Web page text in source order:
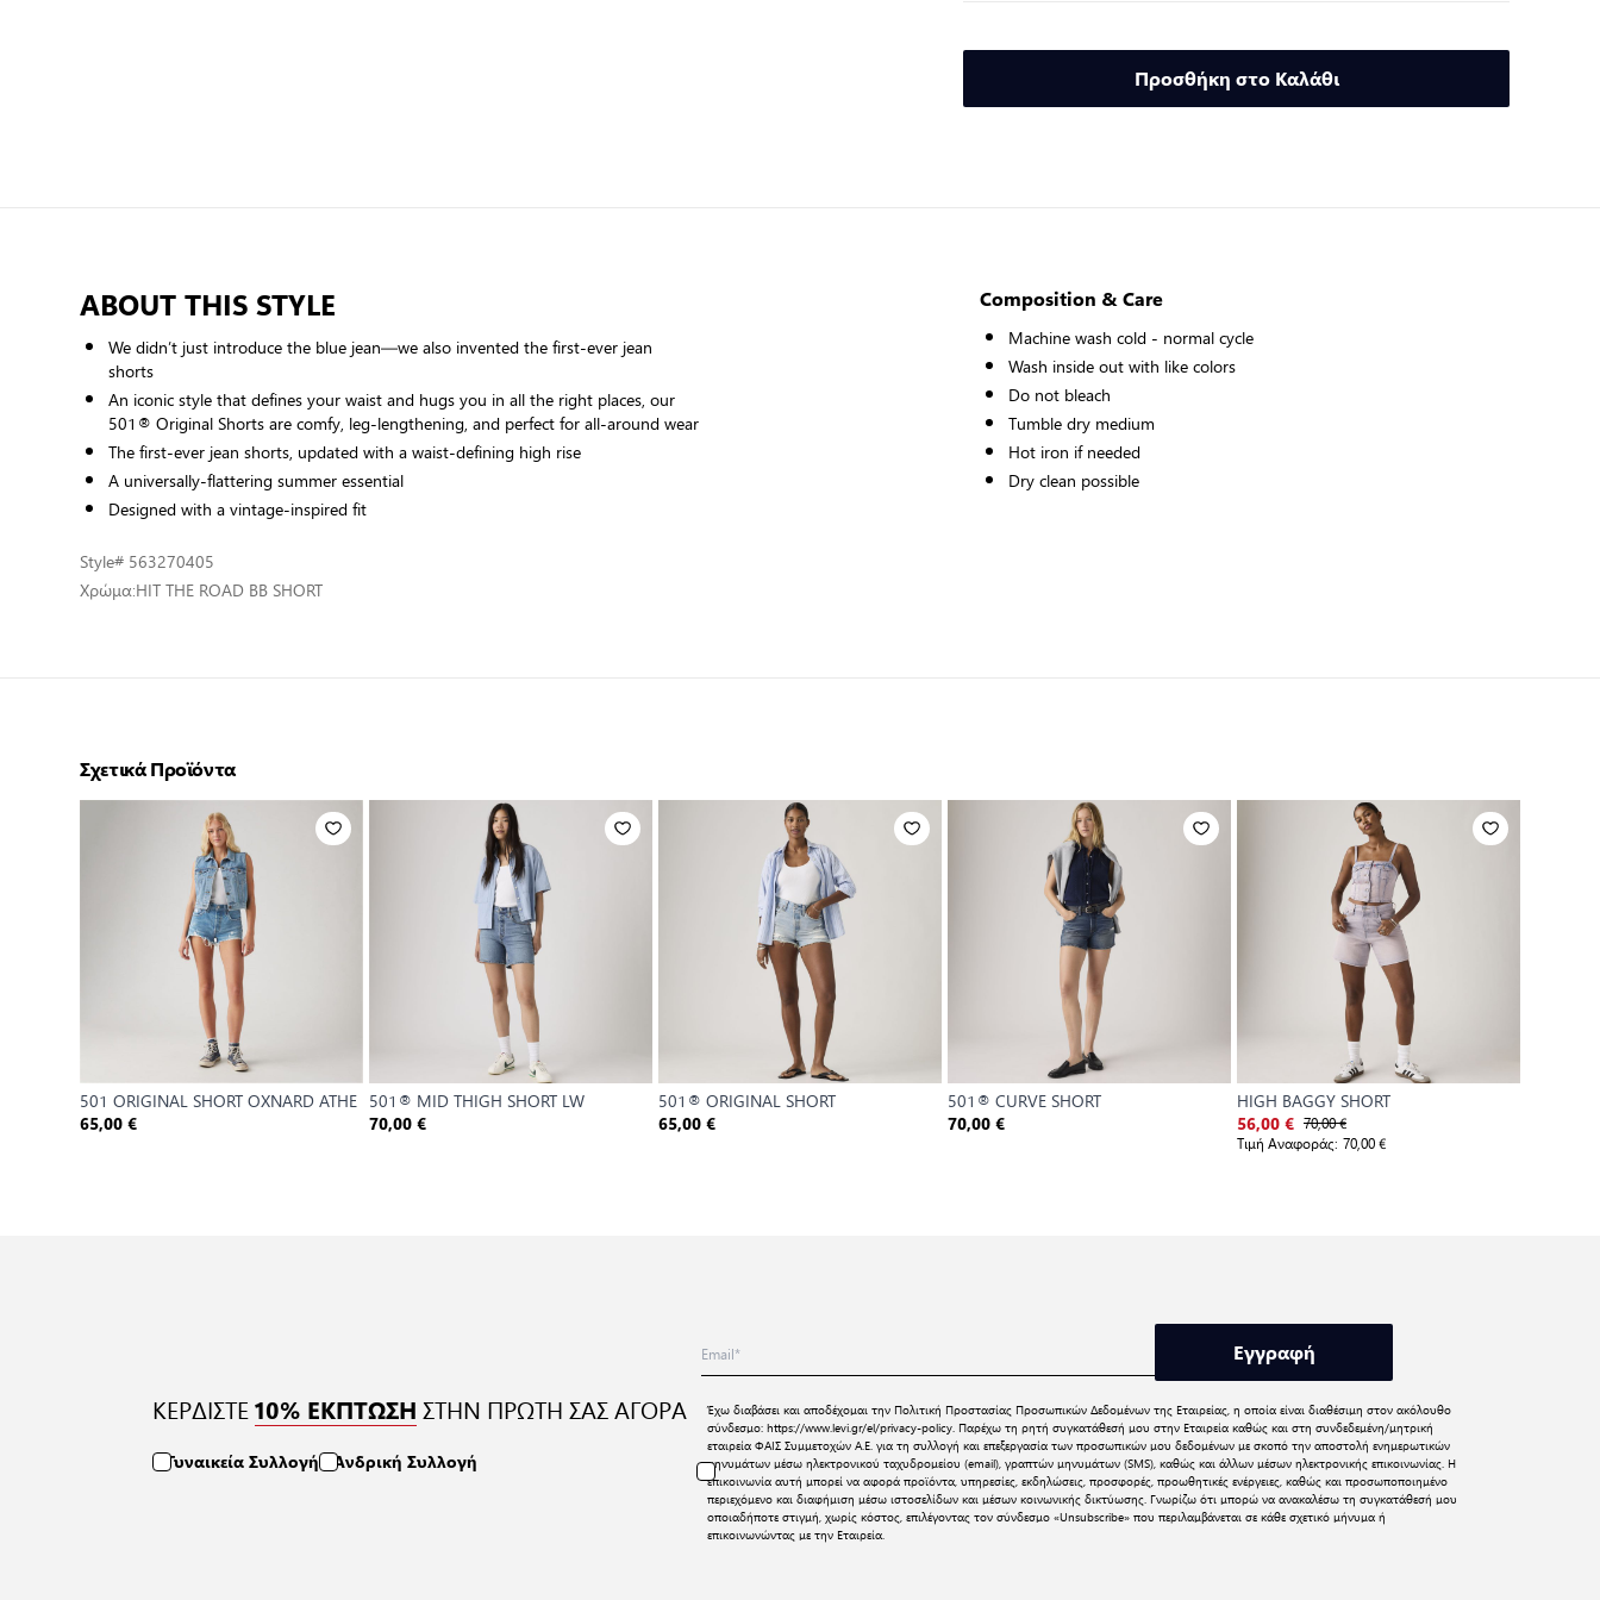
Προσθήκη στο Καλάθι
ABOUT THIS STYLE
We didn’t just introduce the blue jean—we also invented the first-ever jean
shorts
An iconic style that defines your waist and hugs you in all the right places, our
501® Original Shorts are comfy, leg-lengthening, and perfect for all-around wear
The first-ever jean shorts, updated with a waist-defining high rise
A universally-flattering summer essential
Designed with a vintage-inspired fit
Style# 563270405
Χρώμα:HIT THE ROAD BB SHORT
Composition & Care
Machine wash cold - normal cycle
Wash inside out with like colors
Do not bleach
Tumble dry medium
Hot iron if needed
Dry clean possible
Σχετικά Προϊόντα
501 ORIGINAL SHORT OXNARD ATHE
65,00 €
501® MID THIGH SHORT LW
70,00 €
501® ORIGINAL SHORT
65,00 €
501® CURVE SHORT
70,00 €
HIGH BAGGY SHORT
56,00 € 70,00 €
Τιμή Αναφοράς: 70,00 €
ΚΕΡΔΙΣΤΕ 10% ΕΚΠΤΩΣΗ ΣΤΗΝ ΠΡΩΤΗ ΣΑΣ ΑΓΟΡΑ
Γυναικεία Συλλογή Ανδρική Συλλογή
Εγγραφή
Έχω διαβάσει και αποδέχομαι την Πολιτική Προστασίας Προσωπικών Δεδομένωντης Εταιρείας, η οποία είναι διαθέσιμη στον ακόλουθο
σύνδεσμο:https://www.levi.gr/el/privacy-policy. Παρέχω τη ρητή συγκατάθεσή μου στην Εταιρεία καθώς και στη συνδεδεμένη/μητρική
εταιρεία ΦΑΙΣ Συμμετοχών Α.Ε. για τη συλλογή και επεξεργασία των προσωπικών μου δεδομένων με σκοπό την αποστολή ενημερωτικών
μηνυμάτων μέσω ηλεκτρονικού ταχυδρομείου (email), γραπτών μηνυμάτων (SMS), καθώς και άλλων μέσων ηλεκτρονικής επικοινωνίας. Η
επικοινωνία αυτή μπορεί να αφορά προϊόντα, υπηρεσίες, εκδηλώσεις, προσφορές, προωθητικές ενέργειες, καθώς και προσωποποιημένο
περιεχόμενο και διαφήμιση μέσω ιστοσελίδων και μέσων κοινωνικής δικτύωσης. Γνωρίζω ότι μπορώ να ανακαλέσω τη συγκατάθεσή μου
οποιαδήποτε στιγμή, χωρίς κόστος, επιλέγοντας τον σύνδεσμο «Unsubscribe» που περιλαμβάνεται σε κάθε σχετικό μήνυμα ή
επικοινωνώντας με την Εταιρεία.